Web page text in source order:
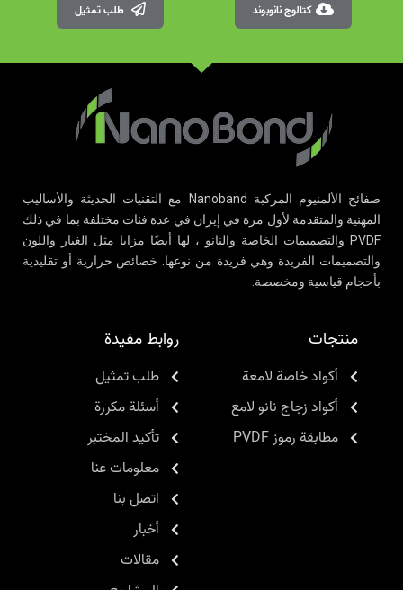
كتالوج نانوبوند طلب تمثيل
صفائح الألمنيوم المركبة Nanoband مع التقنيات الحديثة والأساليب
المهنية والمتقدمة لأول مرة في إيران في عدة فئات مختلفة بما في ذلك
PVDF والتصميمات الخاصة والنانو ، لها أيضًا مزايا مثل الغبار واللون
والتصميمات الفريدة وهي فريدة من نوعها. خصائص حرارية أو تقليدية
بأحجام قياسية ومخصصة.
منتجات
أكواد خاصة لامعة
أكواد زجاج نانو لامع
مطابقة رموز PVDF
روابط مفيدة
طلب تمثيل
أسئلة مكررة
تأكيد المختبر
معلومات عنا
اتصل بنا
أخبار
مقالات